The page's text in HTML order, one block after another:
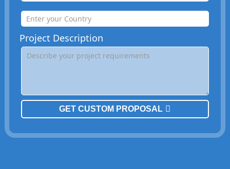
Project Description
GET CUSTOM PROPOSAL